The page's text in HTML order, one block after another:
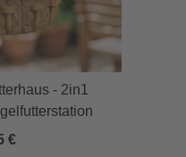
- 2in1
€